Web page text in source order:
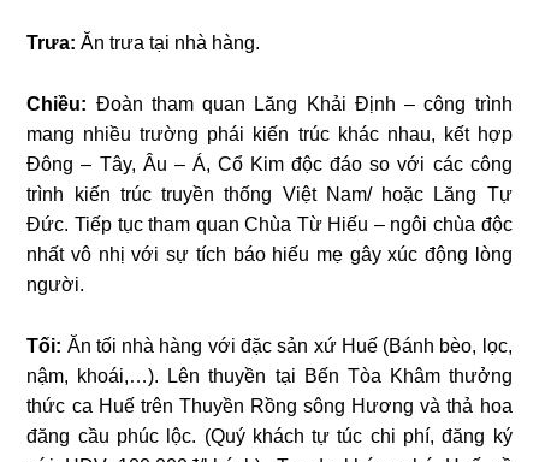
Trưa: Ăn trưa tại nhà hàng.
Chiều: Đoàn tham quan Lăng Khải Định – công trình
mang nhiều trường phái kiến trúc khác nhau, kết hợp
Đông – Tây, Âu – Á, Cổ Kim độc đáo so với các công
trình kiến trúc truyền thống Việt Nam/ hoặc Lăng Tự
Đức. Tiếp tục tham quan Chùa Từ Hiếu – ngôi chùa độc
nhất vô nhị với sự tích báo hiếu mẹ gây xúc động lòng
người.
Tối: Ăn tối nhà hàng với đặc sản xứ Huế (Bánh bèo, lọc,
nậm, khoái,…). Lên thuyền tại Bến Tòa Khâm thưởng
thức ca Huế trên Thuyền Rồng sông Hương và thả hoa
đăng cầu phúc lộc. (Quý khách tự túc chi phí, đăng ký